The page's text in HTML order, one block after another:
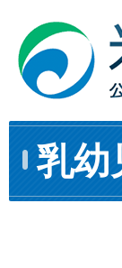
乳幼